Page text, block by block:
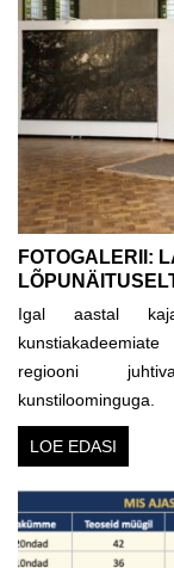
FOTOGALERII:
Igal aastal
regiooni
kunstiloominguga.
LOE EDASI